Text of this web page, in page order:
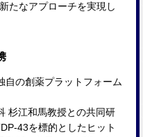
たなアプローチを実現し
の創薬プラットフォーム
杉江和馬教授との共同研
43を標的としたヒット